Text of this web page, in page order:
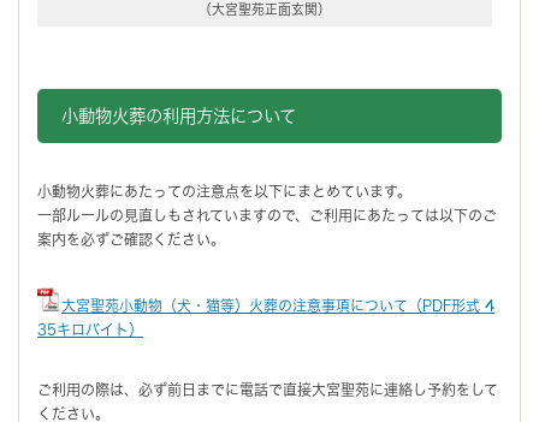
（大宮聖苑正面玄関）
小動物火葬の利用方法について
小動物火葬にあたっての注意点を以下にまとめています。
一部ルールの見直しもされていますので、ご利用にあたっては以下のご
案内を必ずご確認ください。
大宮聖苑小動物（犬・猫等）火葬の注意事項について（PDF形式 4
35キロバイト）
ご利用の際は、必ず前日までに電話で直接大宮聖苑に連絡し予約をして
ください。